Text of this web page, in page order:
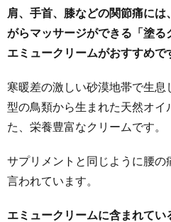
肩、手首、膝などの関節痛に
がらマッサージができる「塗
エミュークリームがおすすめで
寒暖差の激しい砂漠地帯で生
型の鳥類から生まれた天然オイ
た、栄養豊富なクリームです。
サプリメントと同じように腰の
言われています。
エミュークリームに含まれて